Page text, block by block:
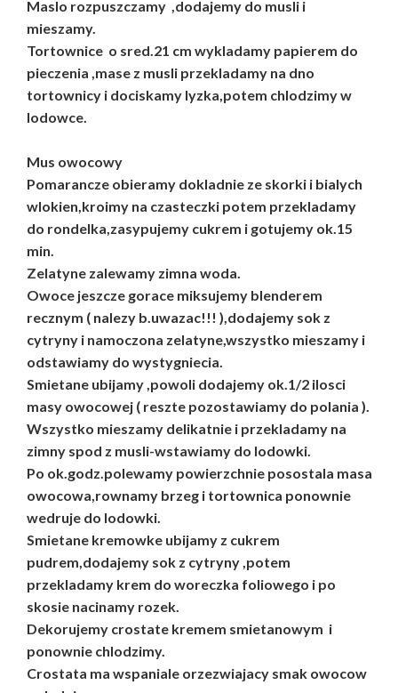
Maslo rozpuszczamy ,dodajemy do musli i
mieszamy.
Tortownice o sred.21 cm wykladamy papierem do
pieczenia ,mase z musli przekladamy na dno
tortownicy i dociskamy lyzka,potem chlodzimy w
lodowce.
Mus owocowy
Pomarancze obieramy dokladnie ze skorki i bialych
wlokien,kroimy na czasteczki potem przekladamy
do rondelka,zasypujemy cukrem i gotujemy ok.15
min.
Zelatyne zalewamy zimna woda.
Owoce jeszcze gorace miksujemy blenderem
recznym ( nalezy b.uwazac!!! ),dodajemy sok z
cytryny i namoczona zelatyne,wszystko mieszamy i
odstawiamy do wystygniecia.
Smietane ubijamy ,powoli dodajemy ok.1/2 ilosci
masy owocowej ( reszte pozostawiamy do polania ).
Wszystko mieszamy delikatnie i przekladamy na
zimny spod z musli-wstawiamy do lodowki.
Po ok.godz.polewamy powierzchnie posostala masa
owocowa,rownamy brzeg i tortownica ponownie
wedruje do lodowki.
Smietane kremowke ubijamy z cukrem
pudrem,dodajemy sok z cytryny ,potem
przekladamy krem do woreczka foliowego i po
skosie nacinamy rozek.
Dekorujemy crostate kremem smietanowym i
ponownie chlodzimy.
Crostata ma wspaniale orzezwiajacy smak owocow